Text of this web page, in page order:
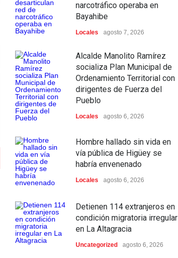
narcotráfico operaba en
Bayahibe
Locales agosto 7, 2026
Alcalde Manolito Ramírez
socializa Plan Municipal de
Ordenamiento Territorial con
dirigentes de Fuerza del
Pueblo
Locales agosto 6, 2026
Hombre hallado sin vida en
vía pública de Higüey se
habría envenenado
Locales agosto 6, 2026
Detienen 114 extranjeros en
condición migratoria irregular
en La Altagracia
Uncategorized agosto 6, 2026